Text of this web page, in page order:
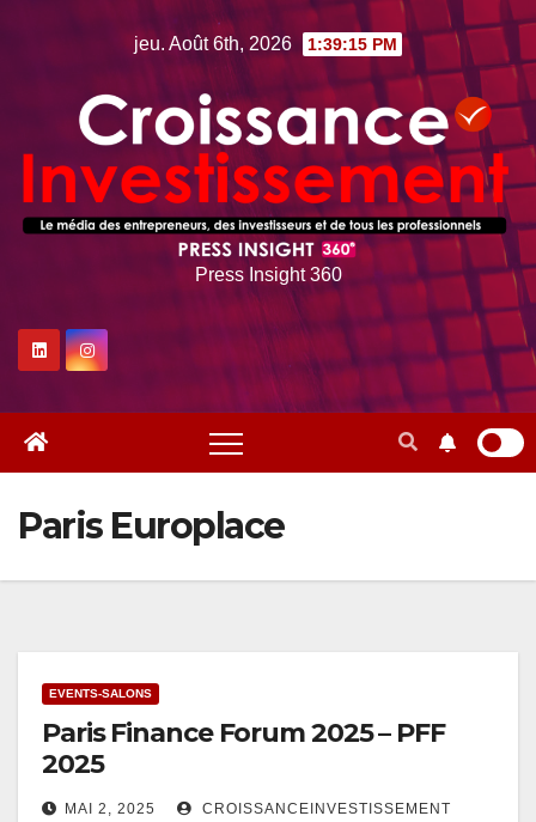
jeu. Août 6th, 2026 1:39:15 PM
Press Insight 360
Paris Europlace
EVENTS-SALONS
Paris Finance Forum 2025 – PFF
2025
MAI 2, 2025 CROISSANCEINVESTISSEMENT